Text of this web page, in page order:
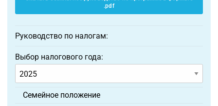
.pdf
Руководство по налогам:
Выбор налогового года:
Семейное положение